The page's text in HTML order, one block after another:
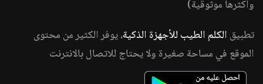
وأكثرها موثوقية)
تطبيق الكلم الطيب للأجهزة الذكية، يوفر الكثير من محتوى
الموقع في مساحة صغيرة ولا يحتاج للاتصال بالانترنت